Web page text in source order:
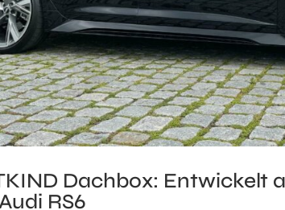
Dachbox: Entwickelt
RS6